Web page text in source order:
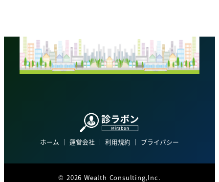
ホーム │ 運営会社 │ 利用規約 │ プライバシー
© 2026 Wealth Consulting,Inc.